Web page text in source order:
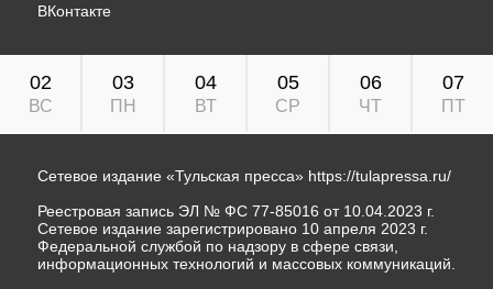
ВКонтакте
02
ВС
03
ПН
04
ВТ
05
СР
06
ЧТ
07
ПТ
Сетевое издание «Тульская пресса» https://tulapressa.ru/
Реестровая запись ЭЛ № ФС 77-85016 от 10.04.2023 г.
Сетевое издание зарегистрировано 10 апреля 2023 г.
Федеральной службой по надзору в сфере связи,
информационных технологий и массовых коммуникаций.